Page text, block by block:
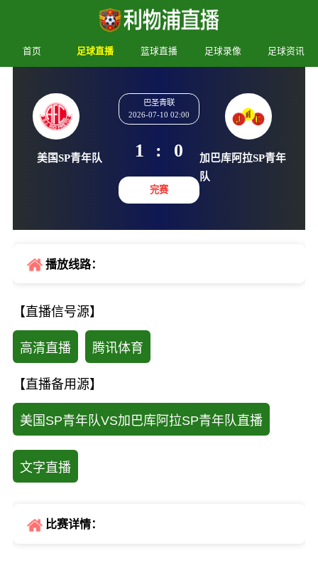
首页 足球直播 篮球直播 足球录像 足球资讯
美国SP青年队
巴圣青联
1 :
完赛
播放线路：
【直播信号源】
高清直播 腾讯体育
【直播备用源】
美国SP青年队VS加巴库阿拉SP青年队直播
文字直播
比赛详情：